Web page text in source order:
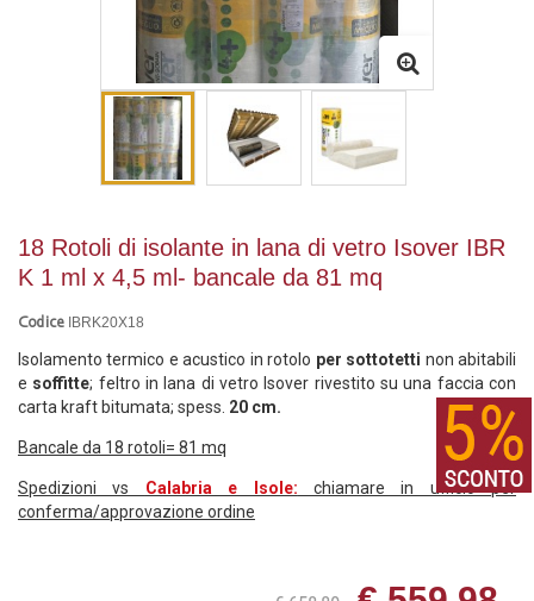
18 Rotoli di isolante in lana di vetro Isover IBR
K 1 ml x 4,5 ml- bancale da 81 mq
Codice IBRK20X18
Isolamento termico e acustico in rotolo per sottotetti non abitabili
e soffitte; feltro in lana di vetro Isover rivestito su una faccia con
carta kraft bitumata; spess. 20 cm.
Bancale da 18 rotoli= 81 mq
Spedizioni vs Calabria e Isole: chiamare in ufficio per
conferma/approvazione ordine